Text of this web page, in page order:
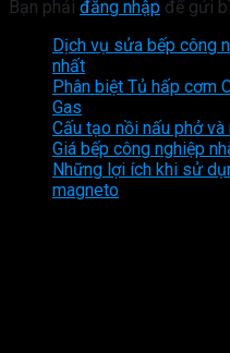
Bạn phải đăng nhập để gửi
Dịch vụ sửa bếp công
nhất
Phân biệt Tủ hấp cơm
Gas
Cấu tạo nồi nấu phở
Giá bếp công nghiệp
Những lợi ích khi sử
magneto